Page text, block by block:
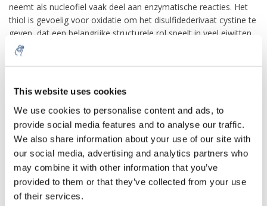
This website uses cookies
We use cookies to personalise content and ads, to
provide social media features and to analyse our traffic.
We also share information about your use of our site with
our social media, advertising and analytics partners who
may combine it with other information that you’ve
provided to them or that they’ve collected from your use
of their services.
neemt als nucleofiel vaak deel aan enzymatische reacties. Het
thiol is gevoelig voor oxidatie om het disulfidederivaat cystine te
geven, dat een belangrijke structurele rol speelt in veel eiwitten.
Bij gebruik als levensmiddelenadditief heeft het het E-nummer
E920. Het is gecodeerd door de codons UGU en UGC.
zijn zuurstofatomen vervangen door
door selenium geeft selenocysteïne. Net als andere natuurlijke
proteïnogene aminozuren heeft cysteïne een chiraliteit in de
oudere d / l-notatie op basis van homologie met d- en l-
glyceraldehyde. In het nieuwere R / S-systeem voor het
aanduiden van chiraliteit, gebaseerd op de atoomaantallen van
atomen nabij de asymmetrische koolstof, hebben cysteïne (en
selenocysteïne) R-chiraliteit, vanwege de aanwezigheid van
zwavel (of selenium) als tweede buur van de asymmetrische
order
Sign up for our newsletter to stay
informed about our new products, and
receive a 10% discount on your next
purchase for all chemical products from
our own brand 😀